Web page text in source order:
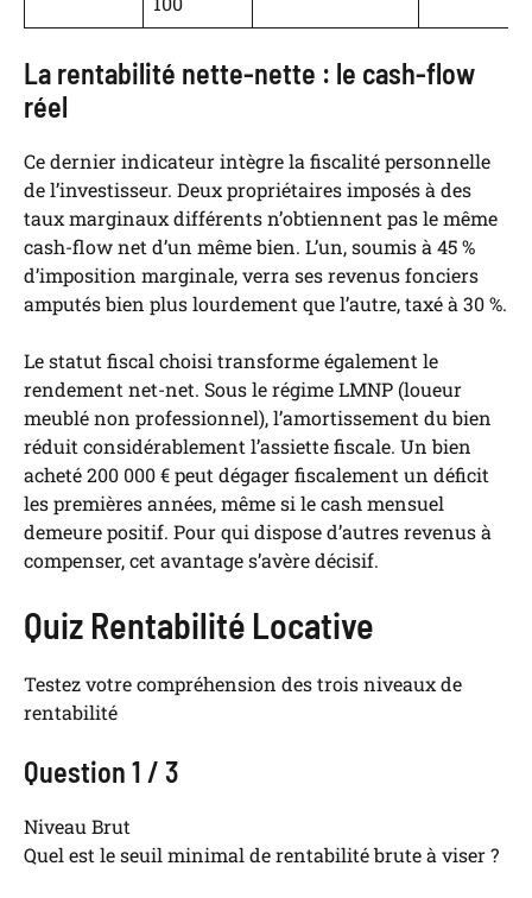
La rentabilité nette-nette : le cash-flow
réel
Ce dernier indicateur intègre la fiscalité personnelle
de l’investisseur. Deux propriétaires imposés à des
taux marginaux différents n’obtiennent pas le même
cash-flow net d’un même bien. L’un, soumis à 45 %
d’imposition marginale, verra ses revenus fonciers
amputés bien plus lourdement que l’autre, taxé à 30 %.
Le statut fiscal choisi transforme également le
rendement net-net. Sous le régime LMNP (loueur
meublé non professionnel), l’amortissement du bien
réduit considérablement l’assiette fiscale. Un bien
acheté 200 000 € peut dégager fiscalement un déficit
les premières années, même si le cash mensuel
demeure positif. Pour qui dispose d’autres revenus à
compenser, cet avantage s’avère décisif.
Quiz Rentabilité Locative
Testez votre compréhension des trois niveaux de
rentabilité
Question 1 / 3
Niveau Brut
Quel est le seuil minimal de rentabilité brute à viser ?